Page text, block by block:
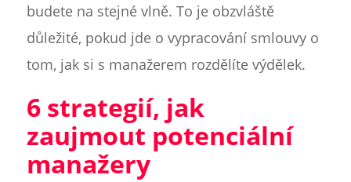
budete na stejné vlně. To je obzvláště
důležité, pokud jde o vypracování smlouvy o
tom, jak si s manažerem rozdělíte výdělek.
6 strategií, jak
zaujmout potenciální
manažery